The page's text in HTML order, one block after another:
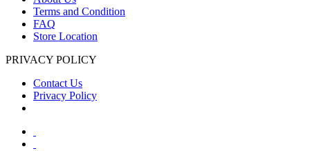
Terms and Condition
FAQ
Store Location
PRIVACY POLICY
Contact Us
Privacy Policy